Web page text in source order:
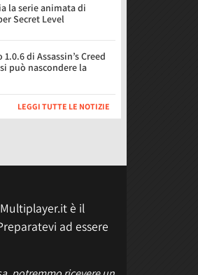
la serie animata di
Secret Level
di Assassin’s Creed
può nascondere la
LEGGI TUTTE LE NOTIZIE
è il
ad essere